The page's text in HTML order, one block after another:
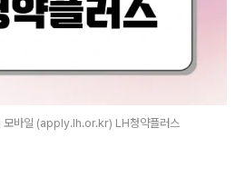
모바일 (apply.lh.or.kr) LH청약플러스